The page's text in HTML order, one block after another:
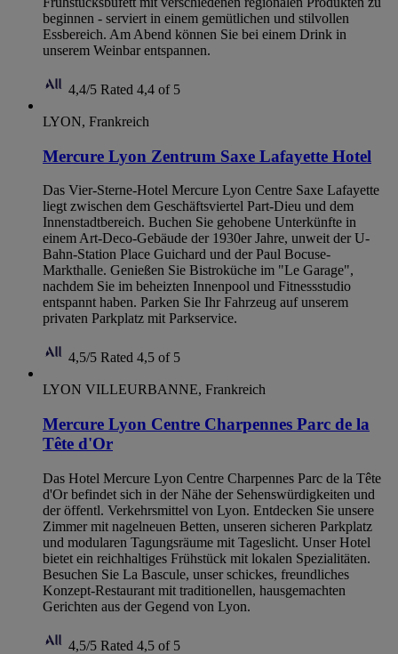
beginnen - serviert in einem gemütlichen und stilvollen
Essbereich. Am Abend können Sie bei einem Drink in
unserem Weinbar entspannen.
4,4/5 Rated 4,4 of 5
LYON, Frankreich
Mercure Lyon Zentrum Saxe Lafayette Hotel
Das Vier-Sterne-Hotel Mercure Lyon Centre Saxe Lafayette
liegt zwischen dem Geschäftsviertel Part-Dieu und dem
Innenstadtbereich. Buchen Sie gehobene Unterkünfte in
einem Art-Deco-Gebäude der 1930er Jahre, unweit der U-
Bahn-Station Place Guichard und der Paul Bocuse-
Markthalle. Genießen Sie Bistroküche im "Le Garage",
nachdem Sie im beheizten Innenpool und Fitnessstudio
entspannt haben. Parken Sie Ihr Fahrzeug auf unserem
privaten Parkplatz mit Parkservice.
4,5/5 Rated 4,5 of 5
LYON VILLEURBANNE, Frankreich
Mercure Lyon Centre Charpennes Parc de la
Tête d'Or
Das Hotel Mercure Lyon Centre Charpennes Parc de la Tête
d'Or befindet sich in der Nähe der Sehenswürdigkeiten und
der öffentl. Verkehrsmittel von Lyon. Entdecken Sie unsere
Zimmer mit nagelneuen Betten, unseren sicheren Parkplatz
und modularen Tagungsräume mit Tageslicht. Unser Hotel
bietet ein reichhaltiges Frühstück mit lokalen Spezialitäten.
Besuchen Sie La Bascule, unser schickes, freundliches
Konzept-Restaurant mit traditionellen, hausgemachten
Gerichten aus der Gegend von Lyon.
4,5/5 Rated 4,5 of 5